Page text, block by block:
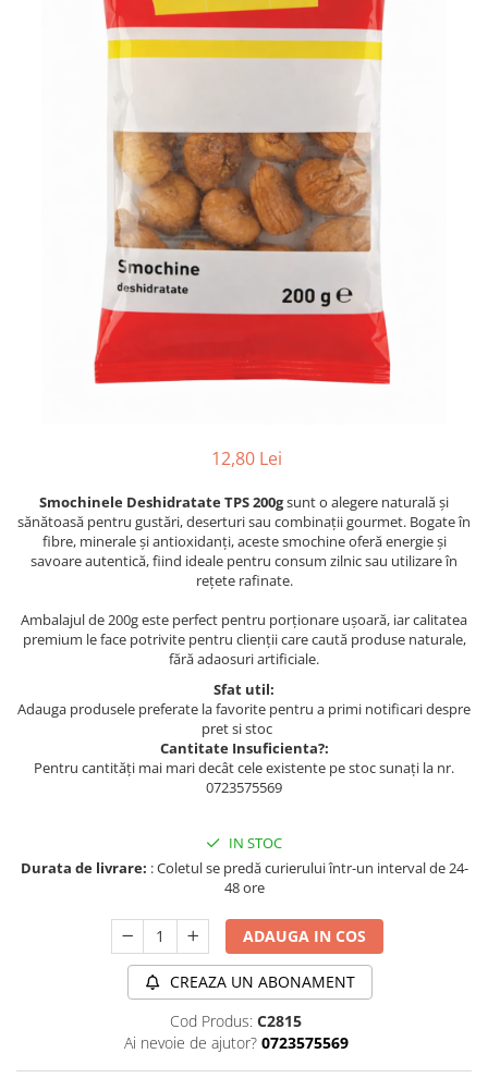
12,80 Lei
Smochinele Deshidratate TPS 200gsunt o alegere naturală și
sănătoasă pentru gustări, deserturi sau combinații gourmet. Bogate în
fibre, minerale și antioxidanți, aceste smochine oferă energie și
savoare autentică, fiind ideale pentru consum zilnic sau utilizare în
rețete rafinate.
Ambalajul de 200g este perfect pentru porționare ușoară, iar calitatea
premium le face potrivite pentru clienții care caută produse naturale,
fără adaosuri artificiale.
Sfat util:
Adauga produsele preferate la favorite pentru a primi notificari despre
pret si stoc
Cantitate Insuficienta?:
Pentru cantități mai mari decât cele existente pe stoc sunați la nr.
0723575569
IN STOC
Durata de livrare: : Coletul se predă curierului într-un interval de 24-
48 ore
ADAUGA IN COS
CREAZA UN ABONAMENT
Cod Produs: C2815
Ai nevoie de ajutor? 0723575569